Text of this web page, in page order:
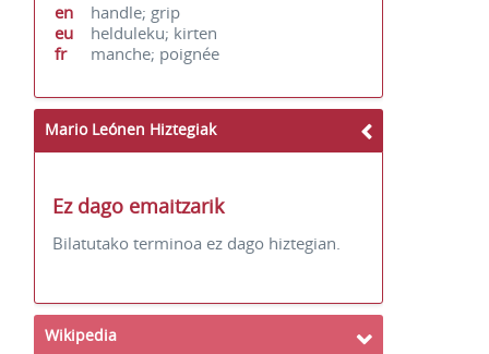
en
handle; grip
eu
helduleku; kirten
fr
manche; poignée
Mario Leónen Hiztegiak
Ez dago emaitzarik
Bilatutako terminoa ez dago hiztegian.
Wikipedia